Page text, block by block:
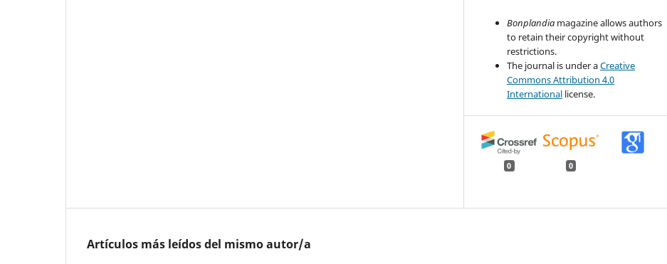
Bonplandia magazine allows authors
to retain their copyright without
restrictions.
The journal is under aCreative
Commons Attribution 4.0
International license.
0 0
Artículos más leídos del mismo autor/a